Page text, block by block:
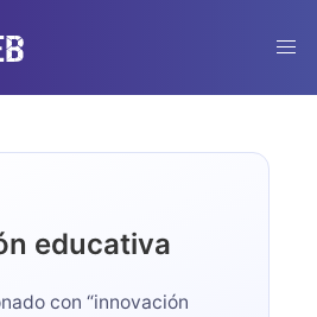
educativa
con “innovación